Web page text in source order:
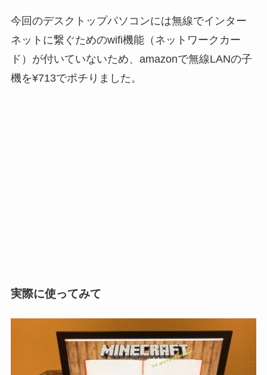
今回のデスクトップパソコンには無線でインター
ネットに繋ぐためのwifi機能（ネットワークカー
ド）が付いていないため、amazonで無線LANの子
機を¥713でポチりました。
実際に使ってみて